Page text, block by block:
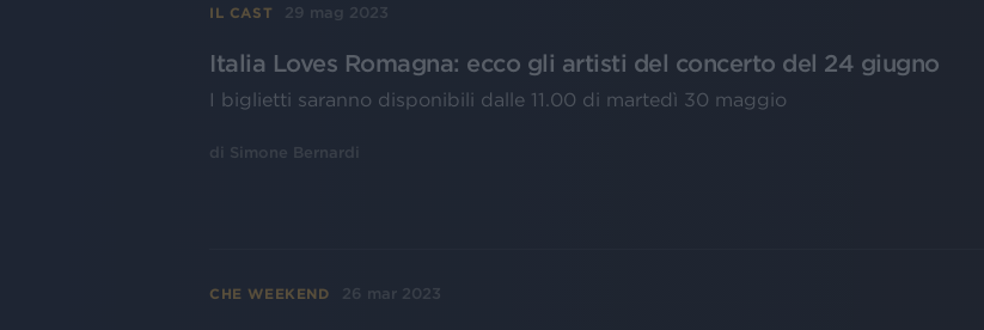
IL CAST 29 mag 2023
Italia Loves Romagna: ecco gli artisti del concerto del 24 giugno
I biglietti saranno disponibili dalle 11.00 di martedì 30 maggio
di Simone Bernardi
CHE WEEKEND 26 mar 2023